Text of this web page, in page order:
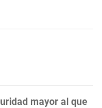
mayor al que